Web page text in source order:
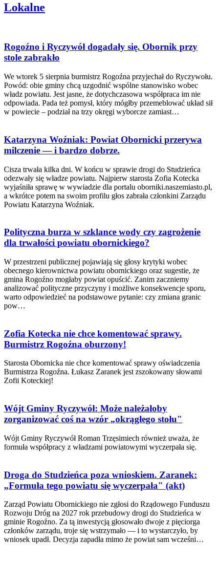
Lokalne
Rogoźno i Ryczywół dogadały się. Obornik przy
stole zabrakło
We wtorek 5 sierpnia burmistrz Rogoźna przyjechał do Ryczywołu.
Powód: obie gminy chcą uzgodnić wspólne stanowisko wobec
władz powiatu. Jest jasne, że dotychczasowa współpraca im nie
odpowiada. Pada też pomysł, który mógłby przemeblować układ sił
w powiecie – podział na trzy okręgi wyborcze zamiast…
Katarzyna Woźniak: Powiat Obornicki przerywa
milczenie — i bardzo dobrze.
Cisza trwała kilka dni. W końcu w sprawie drogi do Studzieńca
odezwały się władze powiatu. Najpierw starosta Zofia Kotecka
wyjaśniła sprawę w wywiadzie dla portalu oborniki.naszemiasto.pl,
a wkrótce potem na swoim profilu głos zabrała członkini Zarządu
Powiatu Katarzyna Woźniak.
Polityczna burza w szklance wody czy zagrożenie
dla trwałości powiatu obornickiego?
W przestrzeni publicznej pojawiają się głosy krytyki wobec
obecnego kierownictwa powiatu obornickiego oraz sugestie, że
gmina Rogoźno mogłaby powiat opuścić. Zanim zaczniemy
analizować polityczne przyczyny i możliwe konsekwencje sporu,
warto odpowiedzieć na podstawowe pytanie: czy zmiana granic
pow…
Zofia Kotecka nie chce komentować sprawy.
Burmistrz Rogoźna oburzony!
Starosta Obornicka nie chce komentować sprawy oświadczenia
Burmistrza Rogoźna. Łukasz Zaranek jest zszokowany słowami
Zofii Koteckiej!
Wójt Gminy Ryczywół: Może należałoby
zorganizować coś na wzór „okrągłego stołu"
Wójt Gminy Ryczywół Roman Trzęsimiech również uważa, że
formuła współpracy z władzami powiatowymi wyczerpała się.
Droga do Studzieńca poza wnioskiem. Zaranek:
„Formuła tego powiatu się wyczerpała" (akt)
Zarząd Powiatu Obornickiego nie zgłosi do Rządowego Funduszu
Rozwoju Dróg na 2027 rok przebudowy drogi do Studzieńca w
gminie Rogoźno. Za tą inwestycją głosowało dwoje z pięciorga
członków zarządu, troje się wstrzymało — i to wystarczyło, by
wniosek upadł. Decyzja zapadła mimo że powiat sam wcześni…